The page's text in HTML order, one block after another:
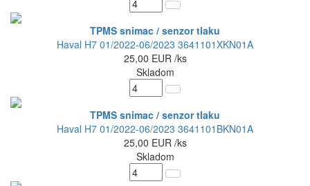
TPMS snimac / senzor tlaku
Haval H7 01/2022-06/2023 3641101XKN01A
25,00 EUR /ks
Skladom
TPMS snimac / senzor tlaku
Haval H7 01/2022-06/2023 3641101BKN01A
25,00 EUR /ks
Skladom